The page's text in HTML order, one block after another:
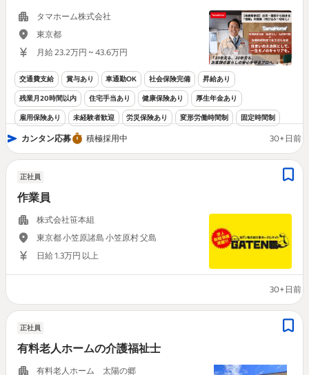
タマホーム株式会社
東京都
月給 23.2万円 ~ 43.6万円
交通費支給 賞与あり 車通勤OK 社会保険完備 昇給あり
残業月20時間以内 住宅手当あり 健康保険あり 厚生年金あり
雇用保険あり 未経験者歓迎 労災保険あり 変形労働時間制 固定時間制
カンタン応募 積極採用中 30+日前
正社員
作業員
株式会社笹本組
東京都 小笠原諸島 小笠原村 父島
日給 1.3万円 以上
30+日前
正社員
有料老人ホームの介護福祉士
有料老人ホーム 太陽の郷